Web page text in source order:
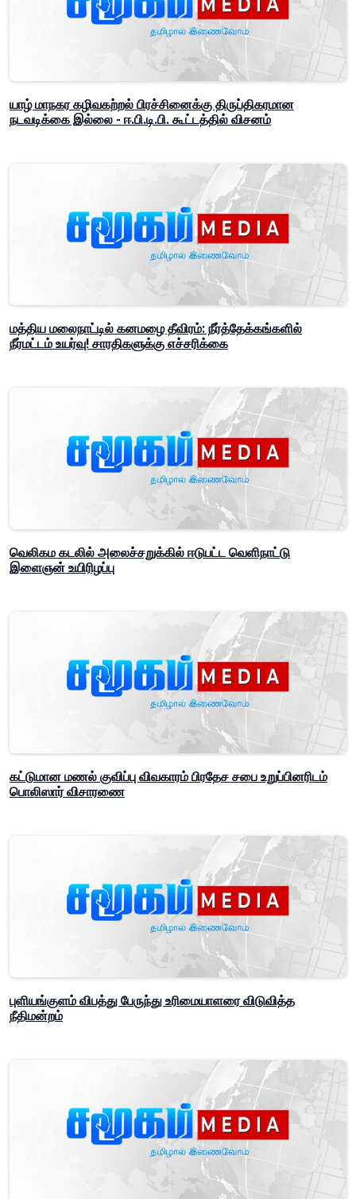
யாழ் மாநகர கழிவகற்றல் பிரச்சினைக்கு திருப்திகரமான
நடவடிக்கை இல்லை - ஈ.பி.டி.பி. கூட்டத்தில் விசனம்
மத்திய மலைநாட்டில் கனமழை தீவிரம்: நீர்த்தேக்கங்களில்
நீர்மட்டம் உயர்வு! சாரதிகளுக்கு எச்சரிக்கை
வெலிகம கடலில் அலைச்சறுக்கில் ஈடுபட்ட வெளிநாட்டு
இளைஞன் உயிரிழப்பு
கட்டுமான மணல் குவிப்பு விவகாரம் பிரதேச சபை உறுப்பினரிடம்
பொலிஸார் விசாரணை
புளியங்குளம் விபத்து பேருந்து உரிமையாளரை விடுவித்த
நீதிமன்றம்